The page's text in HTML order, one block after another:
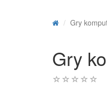
Gry
Gry